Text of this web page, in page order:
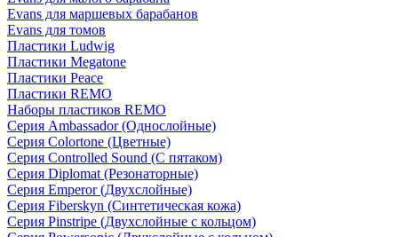
Evans для маршевых барабанов
Evans для томов
Пластики Ludwig
Пластики Megatone
Пластики Peace
Пластики REMO
Наборы пластиков REMO
Серия Ambassador (Однослойные)
Серия Colortone (Цветные)
Серия Controlled Sound (С пятаком)
Серия Diplomat (Резонаторные)
Серия Emperor (Двухслойные)
Серия Fiberskyn (Синтетическая кожа)
Серия Pinstripe (Двухслойные с кольцом)